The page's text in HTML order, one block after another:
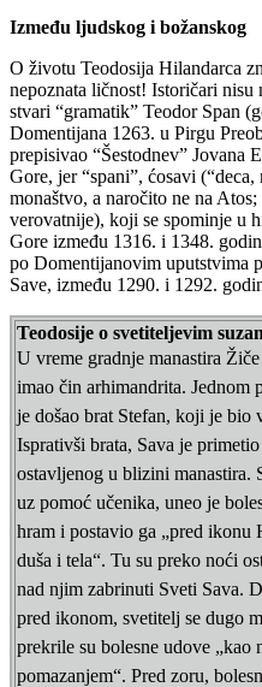
Između ljudskog i božanskog
O životu Teodosija Hilandarca
nepoznata ličnost! Istoričari nisu
stvari “gramatik” Teodor Span
Domentijana 1263. u Pirgu
prepisivao “Šestodnev” Jovana
Gore, jer “spani”, ćosavi
monaštvo, a naročito ne na
verovatnije), koji se spominje u
Gore između 1316. i 1348.
po Domentijanovim uputstvima
Save, između 1290. i 1292.
Teodosije o svetiteljevim
U vreme gradnje manastira
imao čin arhimandrita. Jednom
je došao brat Stefan, koji je bio
Isprativši brata, Sava je
ostavljenog u blizini manastira.
uz pomoć učenika, uneo je
hram i postavio ga „pred ikonu
duša i tela“. Tu su preko noći
nad njim zabrinuti Sveti Sava.
pred ikonom, svetitelj se dugo
prekrile su bolesne udove „kao
pomazanjem“. Pred zoru,